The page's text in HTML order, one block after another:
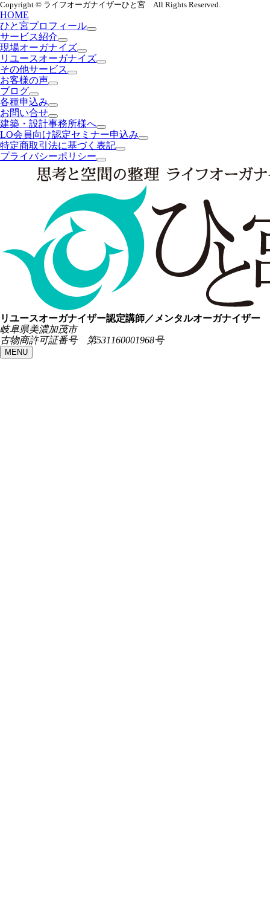
Copyright © ライフオーガナイザーひと宮 All Rights Reserved.
HOME
ひと宮プロフィール
サービス紹介
現場オーガナイズ
リユースオーガナイズ
その他サービス
お客様の声
ブログ
各種申込み
お問い合せ
建築・設計事務所様へ
LO会員向け認定セミナー申込み
特定商取引法に基づく表記
プライバシーポリシー
リユースオーガナイザー認定講師／メンタルオーガナイザー
岐阜県美濃加茂市
古物商許可証番号 第531160001968号
MENU